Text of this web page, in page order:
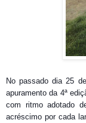
No passado dia 25
apuramento da 4ª
com ritmo adotado
acréscimo por cada